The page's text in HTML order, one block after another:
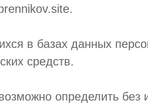
в базах данных
средств.
определить без